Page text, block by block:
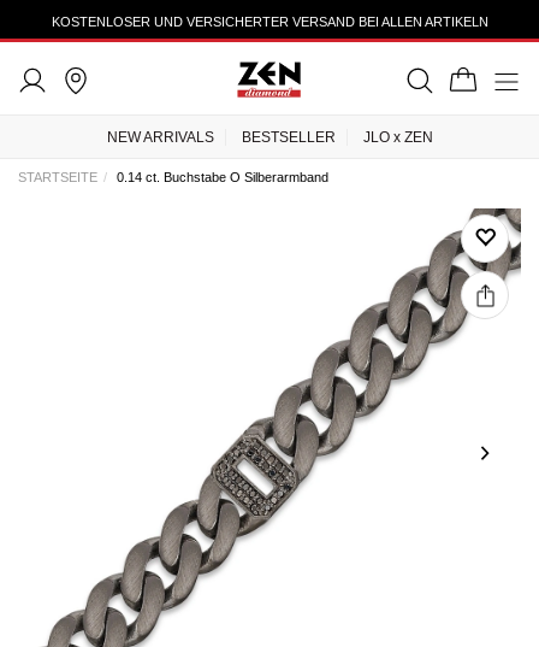
KOSTENLOSER UND VERSICHERTER VERSAND BEI ALLEN ARTIKELN
NEW ARRIVALS BESTSELLER JLO x ZEN
STARTSEITE 0.14 ct. Buchstabe O Silberarmband